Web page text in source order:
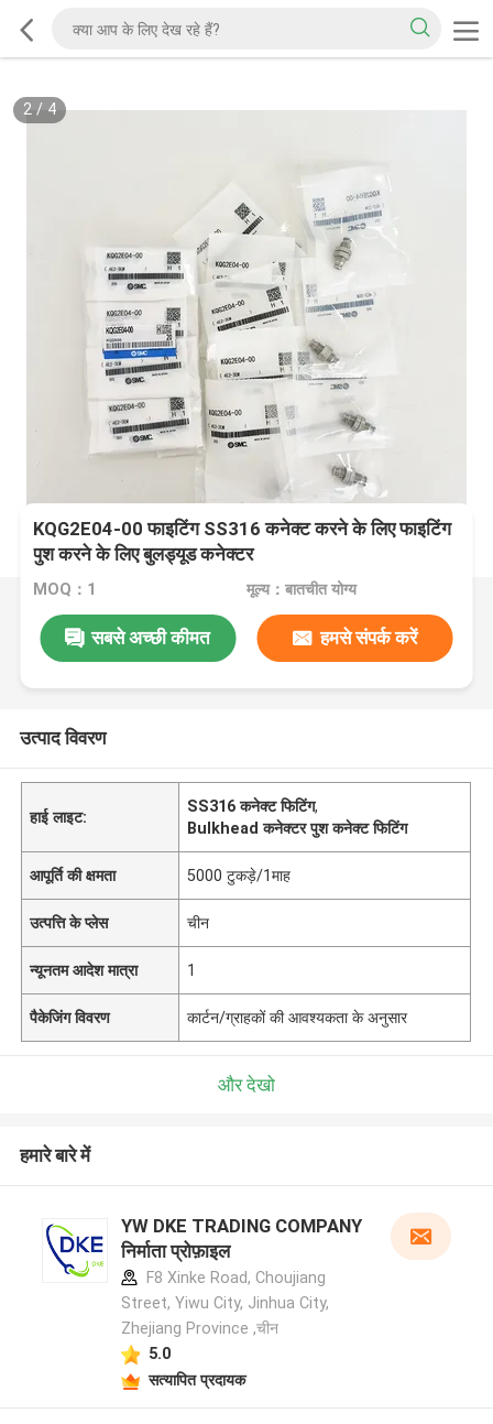
2/ 4
KQG2E04-00 फाइटिंग SS316 कनेक्ट करने के लिए फाइटिंग
पुश करने के लिए बुलड्यूड कनेक्टर
MOQ：1 मूल्य：बातचीत योग्य
सबसे अच्छी कीमत हमसे संपर्क करें
उत्पाद विवरण
हाई लाइट:
SS316 कनेक्ट फिटिंग,
Bulkhead कनेक्टर पुश कनेक्ट फिटिंग
आपूर्ति की क्षमता 5000 टुकड़े/1माह
उत्पत्ति के प्लेस चीन
न्यूनतम आदेश मात्रा 1
पैकेजिंग विवरण कार्टन/ग्राहकों की आवश्यकता के अनुसार
और देखो
हमारे बारे में
YW DKE TRADING COMPANY
निर्माता प्रोफ़ाइल
F8 Xinke Road, Choujiang
Street, Yiwu City, Jinhua City,
Zhejiang Province ,चीन
5.0
सत्यापित प्रदायक